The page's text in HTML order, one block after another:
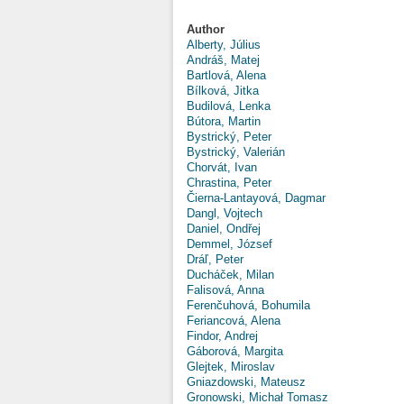
Author
Alberty, Július
Andráš, Matej
Bartlová, Alena
Bílková, Jitka
Budilová, Lenka
Bútora, Martin
Bystrický, Peter
Bystrický, Valerián
Chorvát, Ivan
Chrastina, Peter
Čierna-Lantayová, Dagmar
Dangl, Vojtech
Daniel, Ondřej
Demmel, József
Dráľ, Peter
Ducháček, Milan
Falisová, Anna
Ferenčuhová, Bohumila
Feriancová, Alena
Findor, Andrej
Gáborová, Margita
Glejtek, Miroslav
Gniazdowski, Mateusz
Gronowski, Michał Tomasz